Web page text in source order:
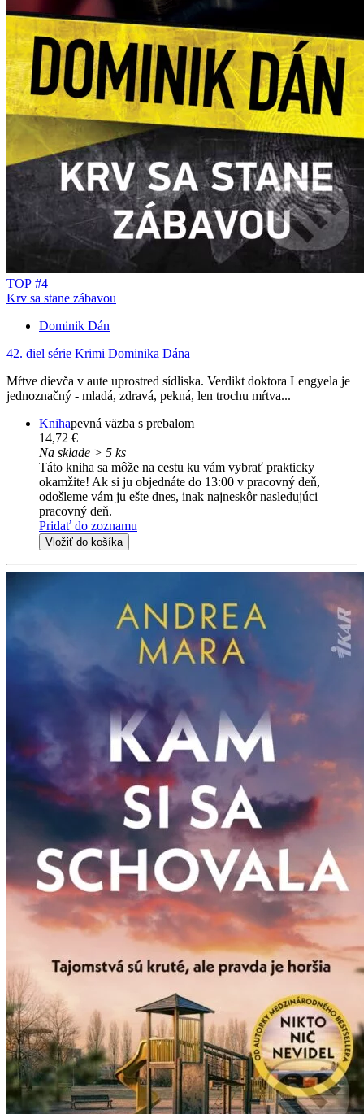
TOP #4
Krv sa stane zábavou
Dominik Dán
42. diel série Krimi Dominika Dána
Mŕtve dievča v aute uprostred sídliska. Verdikt doktora Lengyela je
jednoznačný - mladá, zdravá, pekná, len trochu mŕtva...
Knihapevná väzba s prebalom
14,72 €
Na sklade > 5 ks
Táto kniha sa môže na cestu ku vám vybrať prakticky
okamžite! Ak si ju objednáte do 13:00 v pracovný deň,
odošleme vám ju ešte dnes, inak najneskôr nasledujúci
pracovný deň.
Pridať do zoznamu
Vložiť do košíka